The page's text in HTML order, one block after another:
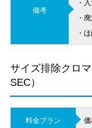
備考
・
・
・
サイズ排除クロ
SEC）
料金プラン